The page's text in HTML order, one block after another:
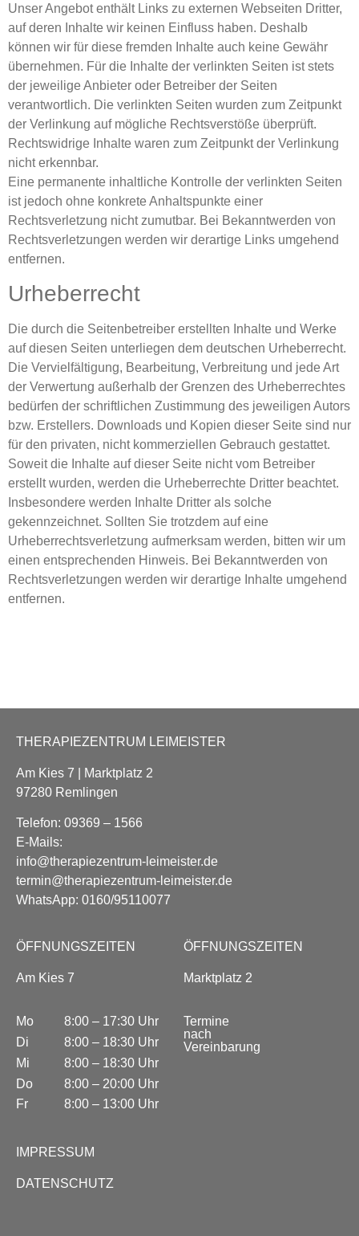
Unser Angebot enthält Links zu externen Webseiten Dritter,
auf deren Inhalte wir keinen Einfluss haben. Deshalb
können wir für diese fremden Inhalte auch keine Gewähr
übernehmen. Für die Inhalte der verlinkten Seiten ist stets
der jeweilige Anbieter oder Betreiber der Seiten
verantwortlich. Die verlinkten Seiten wurden zum Zeitpunkt
der Verlinkung auf mögliche Rechtsverstöße überprüft.
Rechtswidrige Inhalte waren zum Zeitpunkt der Verlinkung
nicht erkennbar.
Eine permanente inhaltliche Kontrolle der verlinkten Seiten
ist jedoch ohne konkrete Anhaltspunkte einer
Rechtsverletzung nicht zumutbar. Bei Bekanntwerden von
Rechtsverletzungen werden wir derartige Links umgehend
entfernen.
Urheberrecht
Die durch die Seitenbetreiber erstellten Inhalte und Werke
auf diesen Seiten unterliegen dem deutschen Urheberrecht.
Die Vervielfältigung, Bearbeitung, Verbreitung und jede Art
der Verwertung außerhalb der Grenzen des Urheberrechtes
bedürfen der schriftlichen Zustimmung des jeweiligen Autors
bzw. Erstellers. Downloads und Kopien dieser Seite sind nur
für den privaten, nicht kommerziellen Gebrauch gestattet.
Soweit die Inhalte auf dieser Seite nicht vom Betreiber
erstellt wurden, werden die Urheberrechte Dritter beachtet.
Insbesondere werden Inhalte Dritter als solche
gekennzeichnet. Sollten Sie trotzdem auf eine
Urheberrechtsverletzung aufmerksam werden, bitten wir um
einen entsprechenden Hinweis. Bei Bekanntwerden von
Rechtsverletzungen werden wir derartige Inhalte umgehend
entfernen.
THERAPIEZENTRUM LEIMEISTER
Am Kies 7 | Marktplatz 2
97280 Remlingen
Telefon: 09369 – 1566
E-Mails:
info@therapiezentrum-leimeister.de
termin@therapiezentrum-leimeister.de
WhatsApp: 0160/95110077
ÖFFNUNGSZEITEN
Am Kies 7
Mo
8:00 – 17:30 Uhr
Di
8:00 – 18:30 Uhr
Mi
8:00 – 18:30 Uhr
Do
Fr
8:00 – 20:00 Uhr
8:00 – 13:00 Uhr
ÖFFNUNGSZEITEN
Marktplatz 2
Termine
nach
Vereinbarung
IMPRESSUM
DATENSCHUTZ